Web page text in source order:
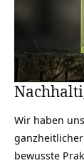
Wir haben
bewusste